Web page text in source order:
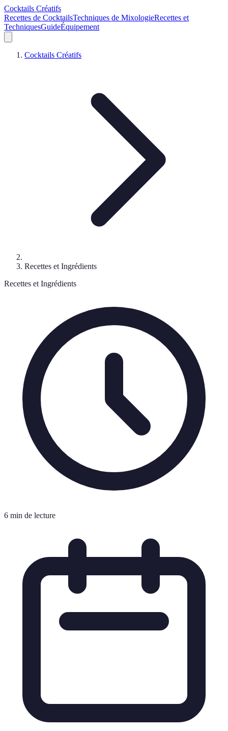
Cocktails Créatifs
Recettes de CocktailsTechniques de MixologieRecettes et
TechniquesGuideÉquipement
Cocktails Créatifs
Recettes et Ingrédients
Recettes et Ingrédients
6 min de lecture